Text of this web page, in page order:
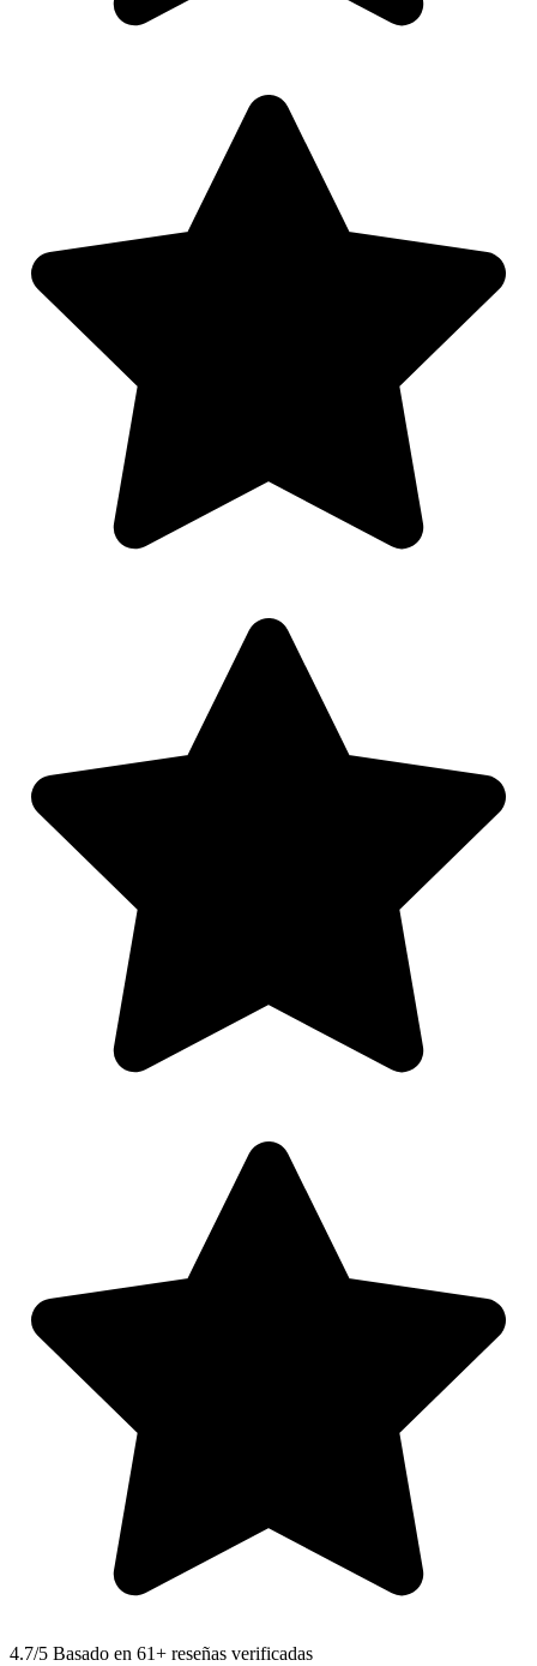
4.7/5 Basado en 61+ reseñas verificadas